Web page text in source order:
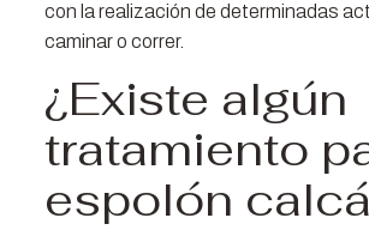
con la realización de determinadas
caminar o correr.
¿Existe algún
tratamiento
espolón